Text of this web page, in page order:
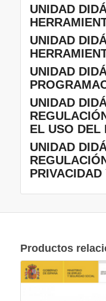
UNIDAD
UNIDAD
UNIDAD
UNIDAD
EL USO DEL
UNIDAD
Productos